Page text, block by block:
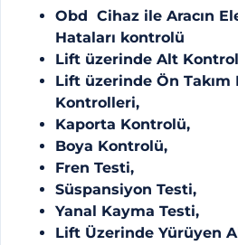
Obd Cihaz ile Aracın
Hataları kontrolü
Lift üzerinde Alt
Lift üzerinde Ön Takım
Kontrolleri,
Kaporta Kontrolü,
Boya Kontrolü,
Fren Testi,
Süspansiyon Testi,
Yanal Kayma Testi,
Lift Üzerinde Yürüyen